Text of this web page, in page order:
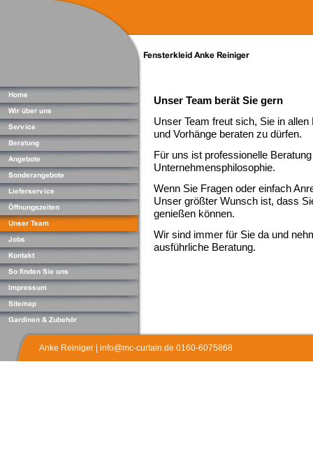
Unser Team berät Sie gern
Unser Team freut sich, Sie in
und Vorhänge beraten zu dürfen.
Für uns ist professionelle
Unternehmensphilosophie.
Wenn Sie Fragen oder einfach
Unser größter Wunsch ist, dass
genießen können.
Wir sind immer für Sie da und
ausführliche Beratung.
Anke Reiniger | info@mc-curtain.de 0160-6075868